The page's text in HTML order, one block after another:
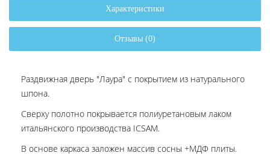
Характеристики
Отзывы (0)
Раздвижная дверь "Лаура" с покрытием из натурального
шпона.
Сверху полотно покрывается полиуретановым лаком
итальянского производства ICSAM.
В основе каркаса заложен массив сосны +МДФ плиты.